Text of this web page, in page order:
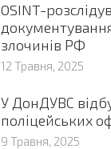
OSINT-
злочинів РФ
12 Травня, 2025
У ДонДУВС
поліцейських
9 Травня, 2025